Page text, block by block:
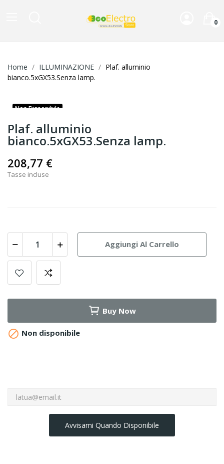
0
Home ILLUMINAZIONE
Plaf. alluminio
bianco.5xGX53.Senza lamp.
Non Disponibile
Plaf. alluminio
bianco.5xGX53.Senza lamp.
208,77 €
Tasse incluse
Aggiungi Al Carrello
Buy Now
 Non disponibile
Avvisami Quando Disponibile